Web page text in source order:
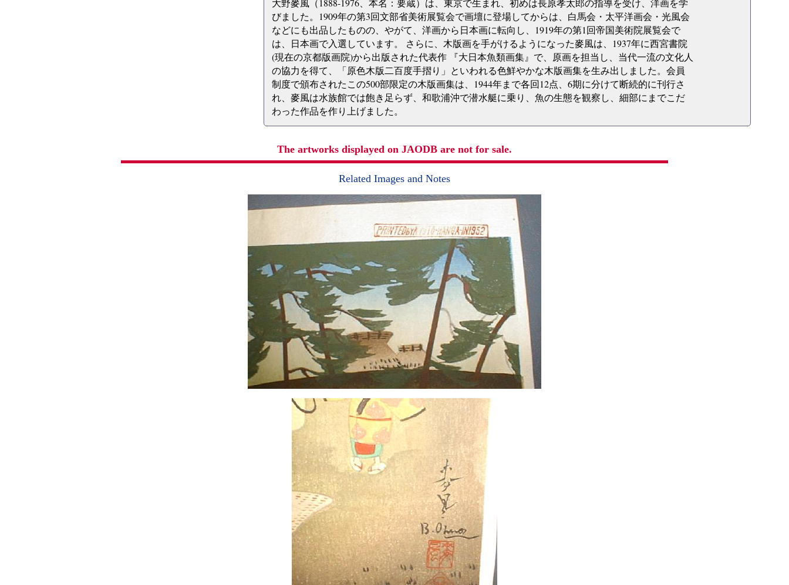
大野麥風（1888-1976、本名：要蔵）は、東京で生まれ、初めは長原孝太郎の指導を受け、洋画を学
びました。1909年の第3回文部省美術展覧会で画壇に登場してからは、白馬会・太平洋画会・光風会
などにも出品したものの、やがて、洋画から日本画に転向し、1919年の第1回帝国美術院展覧会で
は、日本画で入選しています。 さらに、木版画を手がけるようになった麥風は、1937年に西宮書院
(現在の京都版画院)から出版された代表作 『大日本魚類画集』で、原画を担当し、当代一流の文化人
の協力を得て、「原色木版二百度手摺り」といわれる色鮮やかな木版画集を生み出しました。会員
制度で頒布されたこの500部限定の木版画集は、1944年まで各回12点、6期に分けて断続的に刊行さ
れ、麥風は水族館では飽き足らず、和歌浦沖で潜水艇に乗り、魚の生態を観察し、細部にまでこだ
わった作品を作り上げました。
The artworks displayed on JAODB are not for sale.
Related Images and Notes